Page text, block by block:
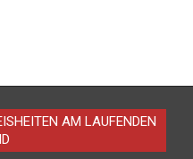
AM LAUFENDEN